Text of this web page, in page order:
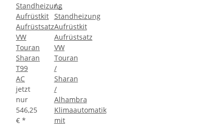
Standheizung
Aufrüstkit
Aufrüstsatz
VW
Touran
Sharan
T99
AC
jetzt
nur
546,25
€ *
Standheizung
Aufrüstkit
Aufrüstsatz
VW
Touran
/
Sharan
/
Alhambra
Klimaautomatik
mit